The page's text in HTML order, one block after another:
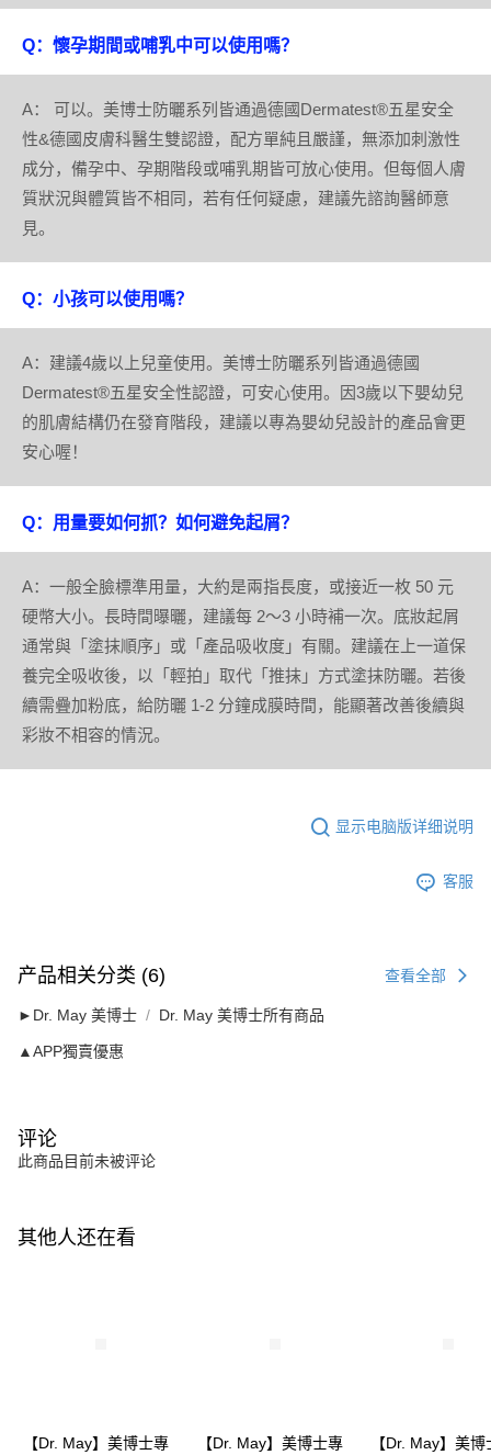
Q：懷孕期間或哺乳中可以使用嗎？
A： 可以。美博士防曬系列皆通過德國Dermatest®五星安全
性&德國皮膚科醫生雙認證，配方單純且嚴謹，無添加刺激性
成分，備孕中、孕期階段或哺乳期皆可放心使用。但每個人膚
質狀況與體質皆不相同，若有任何疑慮，建議先諮詢醫師意
見。
Q：小孩可以使用嗎？
A：建議4歲以上兒童使用。美博士防曬系列皆通過德國
Dermatest®五星安全性認證，可安心使用。因3歲以下嬰幼兒
的肌膚結構仍在發育階段，建議以專為嬰幼兒設計的產品會更
安心喔！
Q：用量要如何抓？如何避免起屑？
A：一般全臉標準用量，大約是兩指長度，或接近一枚 50 元
硬幣大小。長時間曝曬，建議每 2～3 小時補一次。底妝起屑
通常與「塗抹順序」或「產品吸收度」有關。建議在上一道保
養完全吸收後，以「輕拍」取代「推抹」方式塗抹防曬。若後
續需疊加粉底，給防曬 1-2 分鐘成膜時間，能顯著改善後續與
彩妝不相容的情況。
显示电脑版详细说明
客服
产品相关分类 (6) 查看全部
►Dr. May 美博士 Dr. May 美博士所有商品
▲APP獨賣優惠
评论
此商品目前未被评论
其他人还在看
【Dr. May】美博士專 【Dr. May】美博士專 【Dr. May】美博